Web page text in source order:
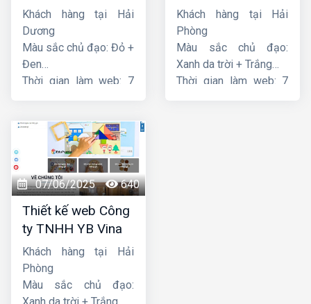
Thiên Thuận Phát
Khách hàng tại Hải
Dương
Màu sắc chủ đạo: Đỏ +
Đen
Thời gian làm web: 7
Khách hàng tại Hải
Phòng
Màu sắc chủ đạo:
Xanh da trời + Trắng
Thời gian làm web: 7
07/06/2025 640
Thiết kế web Công
ty TNHH YB Vina
Khách hàng tại Hải
Phòng
Màu sắc chủ đạo: